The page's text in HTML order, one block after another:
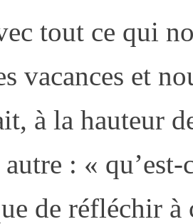
tout ce qui
vacances et
à la hauteur
autre : «
de réfléchir